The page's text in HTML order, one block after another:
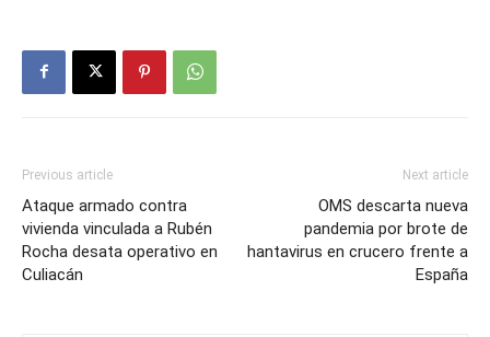
Previous article
Ataque armado contra
vivienda vinculada a Rubén
Rocha desata operativo en
Culiacán
Next article
OMS descarta nueva
pandemia por brote de
hantavirus en crucero frente a
España